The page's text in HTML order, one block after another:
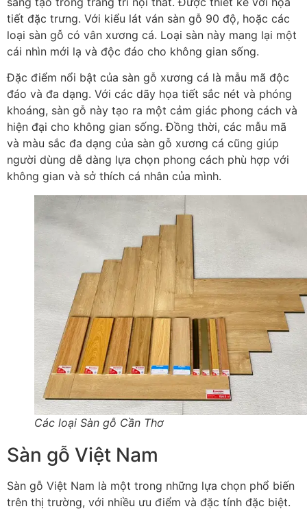
tiết đặc trưng. Với kiểu lát ván sàn gỗ 90 độ, hoặc các
loại sàn gỗ có vân xương cá. Loại sàn này mang lại một
cái nhìn mới lạ và độc đáo cho không gian sống.
Đặc điểm nổi bật của sàn gỗ xương cá là mẫu mã độc
đáo và đa dạng. Với các dãy họa tiết sắc nét và phóng
khoáng, sàn gỗ này tạo ra một cảm giác phong cách và
hiện đại cho không gian sống. Đồng thời, các mẫu mã
và màu sắc đa dạng của sàn gỗ xương cá cũng giúp
người dùng dễ dàng lựa chọn phong cách phù hợp với
không gian và sở thích cá nhân của mình.
Các loại Sàn gỗ Cần Thơ
Sàn gỗ Việt Nam
Sàn gỗ Việt Nam là một trong những lựa chọn phổ biến
trên thị trường, với nhiều ưu điểm và đặc tính đặc biệt.